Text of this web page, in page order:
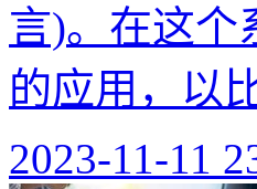
言)。在这个
的应用，以
2023-11-11